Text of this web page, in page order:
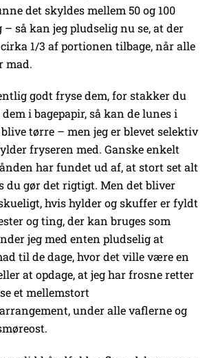
det skyldes mellem 50 og 100
så kan jeg pludselig nu se, at der
1/3 af portionen tilbage, når alle
mad.
godt fryse dem, for stakker du
i bagepapir, så kan de lunes i
tørre – men jeg er blevet selektiv
fryseren med. Ganske enkelt
har fundet ud af, at stort set alt
du gør det rigtigt. Men det bliver
hvis hylder og skuffer er fyldt
og ting, der kan bruges som
jeg med enten pludselig at
til de dage, hvor det ville være en
at opdage, at jeg har frosne retter
et mellemstort
under alle vaflerne og